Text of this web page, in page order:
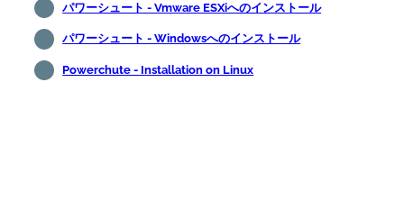
パワーシュート - Vmware ESXiへのインストール
パワーシュート - Windowsへのインストール
Powerchute - Installation on Linux